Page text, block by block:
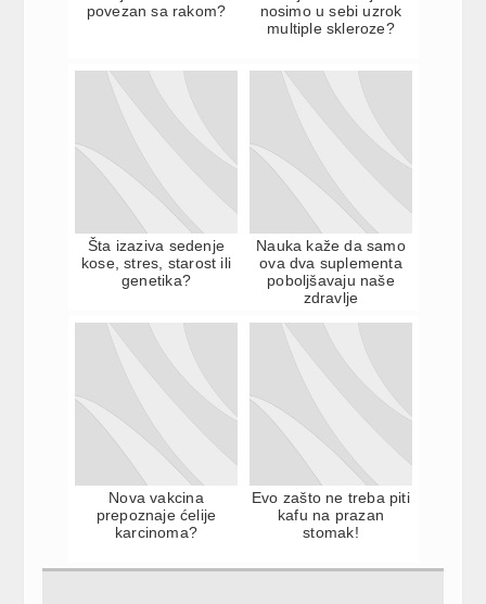
povezan sa rakom?
nosimo u sebi uzrok
multiple skleroze?
Šta izaziva sedenje
kose, stres, starost ili
genetika?
Nauka kaže da samo
ova dva suplementa
poboljšavaju naše
zdravlje
Nova vakcina
prepoznaje ćelije
karcinoma?
Evo zašto ne treba piti
kafu na prazan
stomak!